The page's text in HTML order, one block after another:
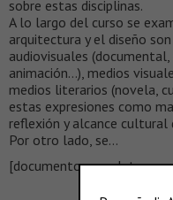
sobre estas disciplinas.
A lo largo del curso se
arquitectura y el diseño
audiovisuales
animación…), medios
medios literarios (novela,
estas expresiones como
reflexión y alcance cultural
Por otro lado, se…
[documento completo en